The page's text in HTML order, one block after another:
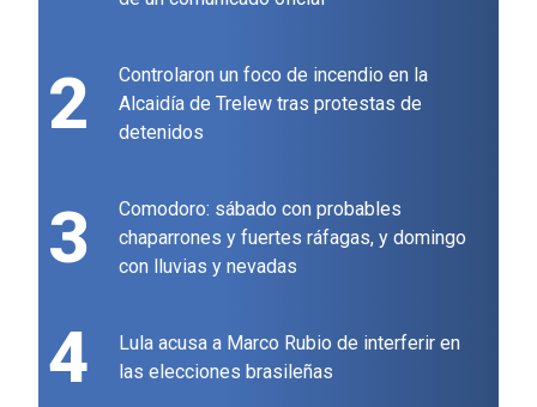
2
Controlaron un foco de incendio en la
Alcaidía de Trelew tras protestas de
detenidos
3
Comodoro: sábado con probables
chaparrones y fuertes ráfagas, y domingo
con lluvias y nevadas
4
Lula acusa a Marco Rubio de interferir en
las elecciones brasileñas